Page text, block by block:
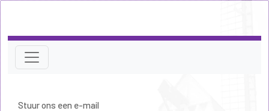
Stuur ons een e-mail